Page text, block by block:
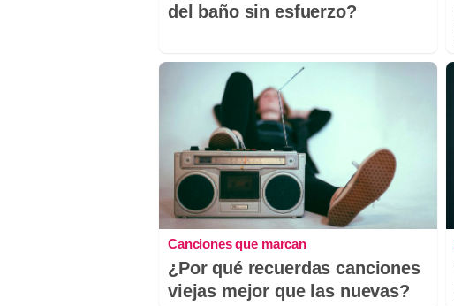
del baño sin esfuerzo?
Canciones que marcan
¿Por qué recuerdas canciones
viejas mejor que las nuevas?